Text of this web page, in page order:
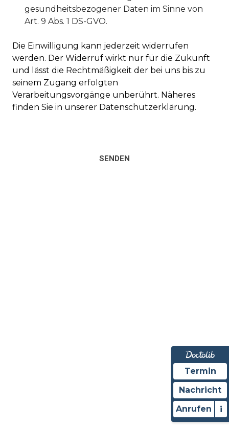
Termin
Nachricht
Anrufen
i
gesundheitsbezogener Daten im Sinne von
Art. 9 Abs. 1 DS-GVO.
Die Einwilligung kann jederzeit widerrufen
werden. Der Widerruf wirkt nur für die Zukunft
und lässt die Rechtmäßigkeit der bei uns bis zu
seinem Zugang erfolgten
Verarbeitungsvorgänge unberührt. Näheres
finden Sie in unserer Datenschutzerklärung.
SENDEN